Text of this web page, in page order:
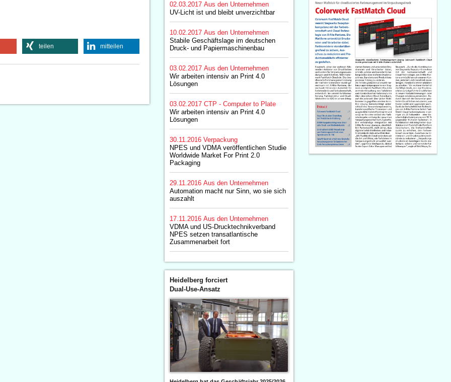
teilen mitteilen
02.03.2017 Aus den Unternehmen
UV-Licht ist und bleibt unverzichtbar
10.02.2017 Aus den Unternehmen
Stabile Geschäftslage im deutschen
Druck- und Papiermaschinenbau
03.02.2017 Aus den Unternehmen
Wir arbeiten intensiv an Print 4.0
Lösungen
03.02.2017 CTP - Computer to Plate
Wir arbeiten intensiv an Print 4.0
Lösungen
30.11.2016 Verpackung
NPES und VDMA veröffentlichen Studie
Worldwide Market For Print 2.0
Packaging
29.11.2016 Aus den Unternehmen
Automation macht nur Sinn, wo sie sich
auszahlt
17.11.2016 Aus den Unternehmen
VDMA und US-Drucktechnikverband
NPES setzen transatlantische
Zusammenarbeit fort
Heidelberg forciert
Dual-Use-Ansatz